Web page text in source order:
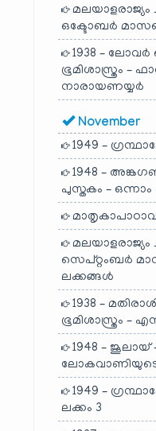
മലയാളരാജ്യം
ഒക്ടോബർ
1938 – ലോവർ
ഭൂമിശാസ്ത്രം –
നാരായണയ്യർ
November
1949 –
1948 –
പുസ്തകം –
മലയാളരാജ്യം
സെപ്റ്റംബർ
ലക്കങ്ങൾ
1938 –
ഭൂമിശാസ്ത്രം –
1948 – ജൂലായ്
1949 –
ലക്കം 3